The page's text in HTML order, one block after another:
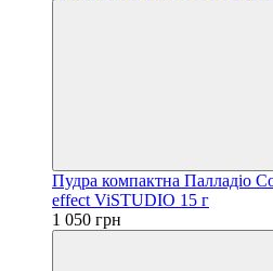
Пудра компактна Палладіо
effect ViSTUDIO 15 г
1 050 грн